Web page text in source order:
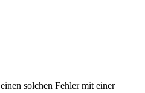
solchen Fehler mit einer